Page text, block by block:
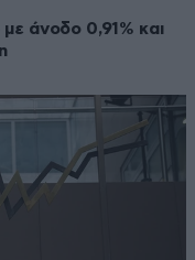
με άνοδο 0,91% και